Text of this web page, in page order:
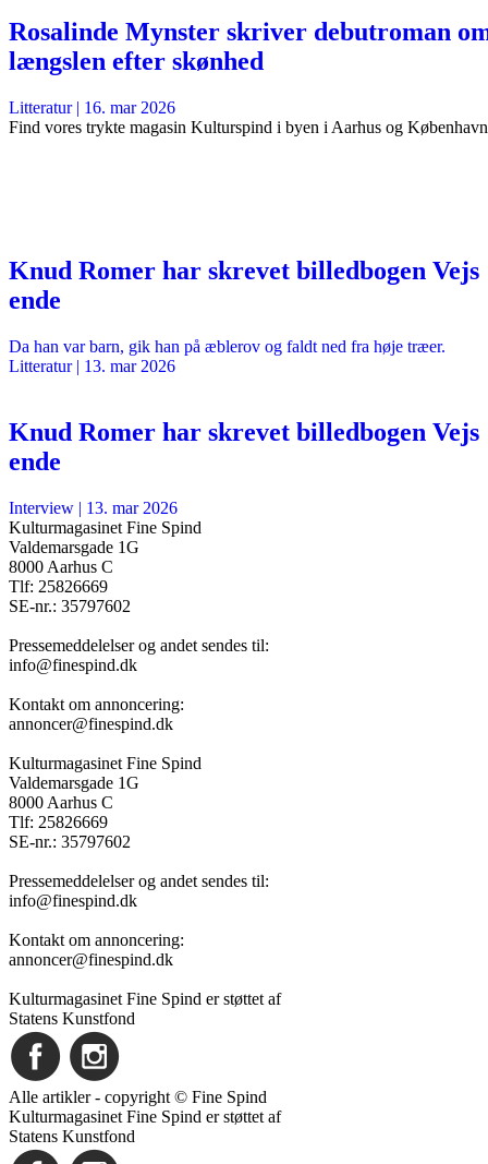
Rosalinde Mynster skriver debutroman
længslen efter skønhed
Litteratur| 16. mar 2026
Find vores trykte magasin Kulturspind i byen i Aarhus og København
Knud Romer har skrevet billedbogen Vejs
ende
Da han var barn, gik han på æblerov og faldt ned fra høje træer.
Litteratur| 13. mar 2026
Knud Romer har skrevet billedbogen Vejs
ende
Interview | 13. mar 2026
Kulturmagasinet Fine Spind
Valdemarsgade 1G
8000 Aarhus C
Tlf: 25826669
SE-nr.: 35797602
Pressemeddelelser og andet sendes til:
info@finespind.dk
Kontakt om annoncering:
annoncer@finespind.dk
Kulturmagasinet Fine Spind
Valdemarsgade 1G
8000 Aarhus C
Tlf: 25826669
SE-nr.: 35797602
Pressemeddelelser og andet sendes til:
info@finespind.dk
Kontakt om annoncering:
annoncer@finespind.dk
Kulturmagasinet Fine Spind er støttet af
Statens Kunstfond
Alle artikler - copyright © Fine Spind
Kulturmagasinet Fine Spind er støttet af
Statens Kunstfond